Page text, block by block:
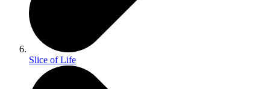
Slice of Life